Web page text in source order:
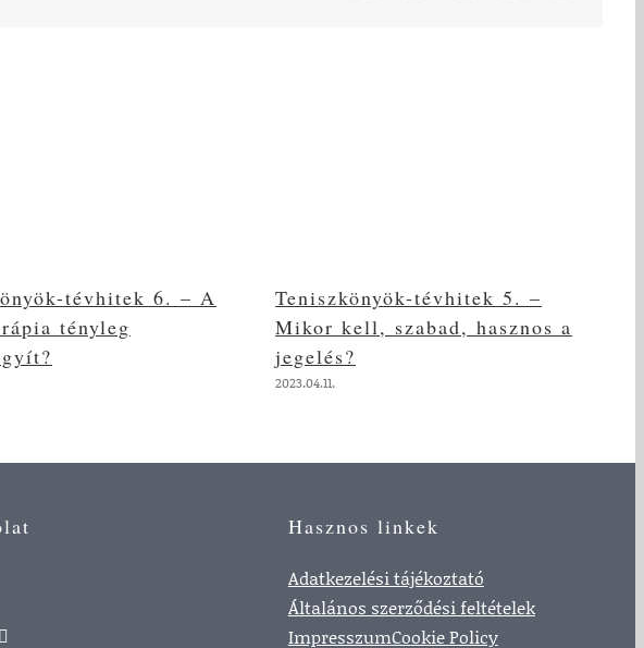
tévhitek 6. – A
tényleg
Teniszkönyök-tévhitek 5. –
Mikor kell, szabad, hasznos a
jegelés?
2023.04.11.
Hasznos linkek
Adatkezelési tájékoztató
Általános szerződési feltételek
ImpresszumCookie Policy